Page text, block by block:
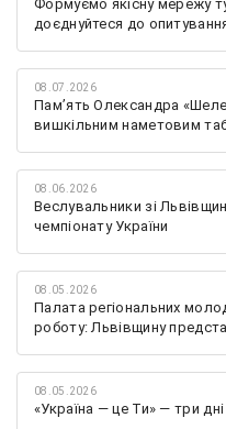
Формуємо якісну мережу
доєднуйтеся до
08.07.2026
Памʼять Олександра
вишкільним наметовим
08.06.2026
Веслувальники зі
чемпіонату України
08.05.2026
Палата регіональних
роботу: Львівщину
08.05.2026
«Україна — це Ти» — три